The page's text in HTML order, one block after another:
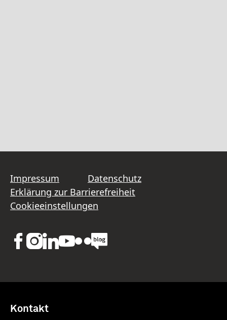
Impressum
Datenschutz
Erklärung zur Barrierefreiheit
Cookieeinstellungen
Kontakt